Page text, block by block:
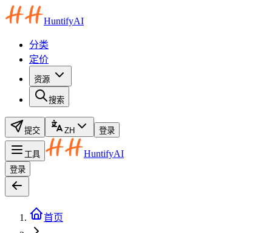
HuntifyAI
分类
定价
资源
搜索
提交 ZH 登录
工具 HuntifyAI
登录
首页